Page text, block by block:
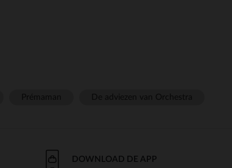
DOWNLOAD DE APP